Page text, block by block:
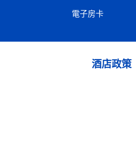
電子房卡
酒店政策